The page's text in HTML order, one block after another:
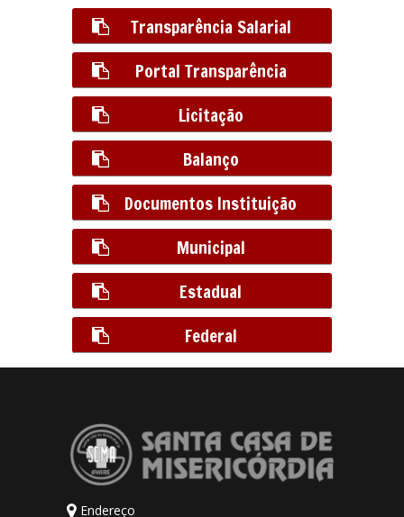
Transparência Salarial
Portal Transparência
Licitação
Balanço
Documentos Instituição
Municipal
Estadual
Federal
Endereço